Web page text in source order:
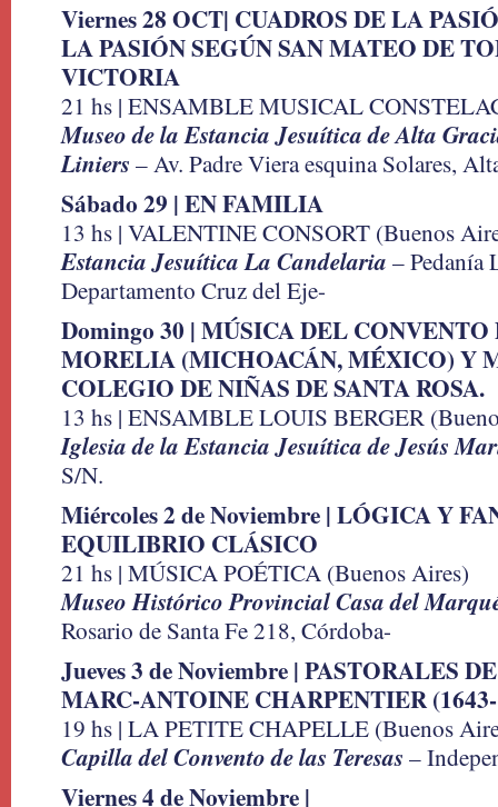
Viernes 28 OCT| CUADROS DE LA
LA PASIÓN SEGÚN SAN MATEO DE
VICTORIA
21 hs | ENSAMBLE MUSICAL
Museo de la Estancia Jesuítica de Alta
Liniers – Av. Padre Viera esquina Solares,
Sábado 29 | EN FAMILIA
13 hs | VALENTINE CONSORT (Buenos
Estancia Jesuítica La Candelaria – Pedanía
Departamento Cruz del Eje-
Domingo 30 | MÚSICA DEL
MORELIA (MICHOACÁN, MÉXICO) Y
COLEGIO DE NIÑAS DE SANTA ROSA.
13 hs | ENSAMBLE LOUIS BERGER
Iglesia de la Estancia Jesuítica de Jesús
S/N.
Miércoles 2 de Noviembre | LÓGICA Y
EQUILIBRIO CLÁSICO
21 hs | MÚSICA POÉTICA (Buenos Aires)
Museo Histórico Provincial Casa del
Rosario de Santa Fe 218, Córdoba-
Jueves 3 de Noviembre | PASTORALES
MARC-ANTOINE CHARPENTIER
19 hs | LA PETITE CHAPELLE (Buenos
Capilla del Convento de las Teresas –
Viernes 4 de Noviembre |